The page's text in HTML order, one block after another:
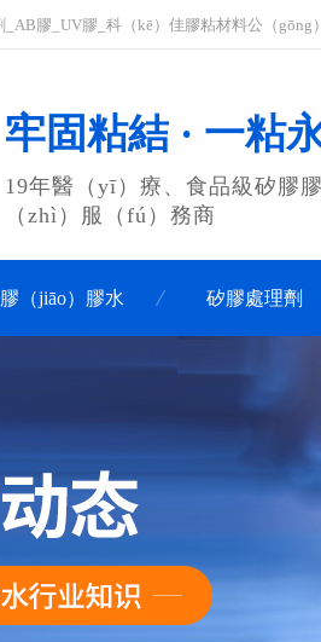
膠_UV膠_科（kē）佳膠粘材料公（gōng
牢固粘結 · 一粘
19年醫（yī）療、食品級矽膠
（zhì）服（fú）務商
（jiāo）膠水 矽膠處理劑